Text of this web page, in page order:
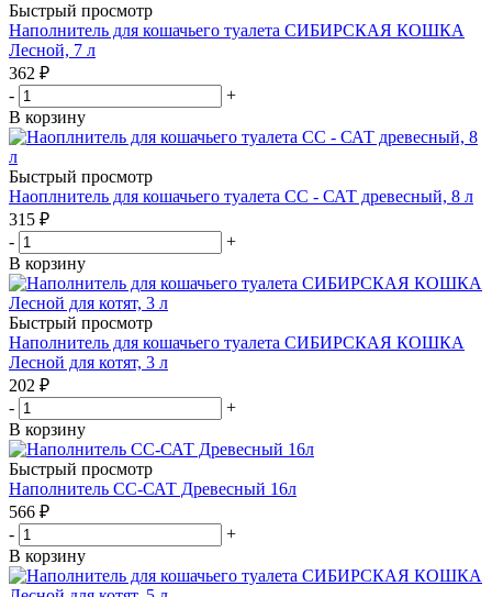
Быстрый просмотр
Наполнитель для кошачьего туалета СИБИРСКАЯ КОШКА
Лесной, 7 л
362 ₽
-
+
В корзину
Быстрый просмотр
Наоплнитель для кошачьего туалета СС - САТ древесный, 8 л
315 ₽
-
+
В корзину
Быстрый просмотр
Наполнитель для кошачьего туалета СИБИРСКАЯ КОШКА
Лесной для котят, 3 л
202 ₽
-
+
В корзину
Быстрый просмотр
Наполнитель СС-САТ Древесный 16л
566 ₽
-
+
В корзину